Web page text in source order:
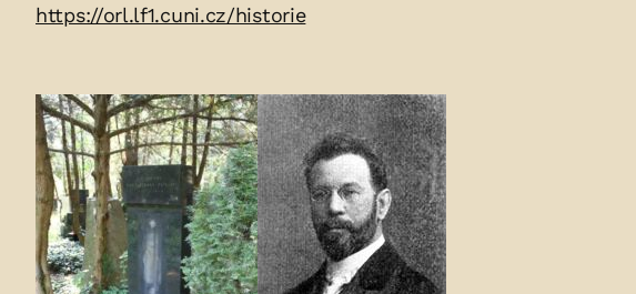
https://orl.lf1.cuni.cz/historie
Fotogalerie: